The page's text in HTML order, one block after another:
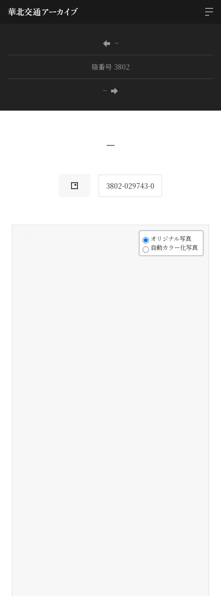
−
箱番号 3802
−
−
3802-029743-0
オリジナル写真
自動カラー化写真